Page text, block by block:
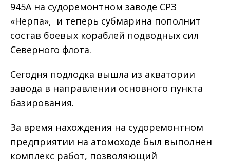
945А на судоремонтном заводе СРЗ
«Нерпа», и теперь субмарина пополнит
состав боевых кораблей подводных сил
Северного флота.
Сегодня подлодка вышла из акватории
завода в направлении основного пункта
базирования.
За время нахождения на судоремонтном
предприятии на атомоходе был выполнен
комплекс работ, позволяющий